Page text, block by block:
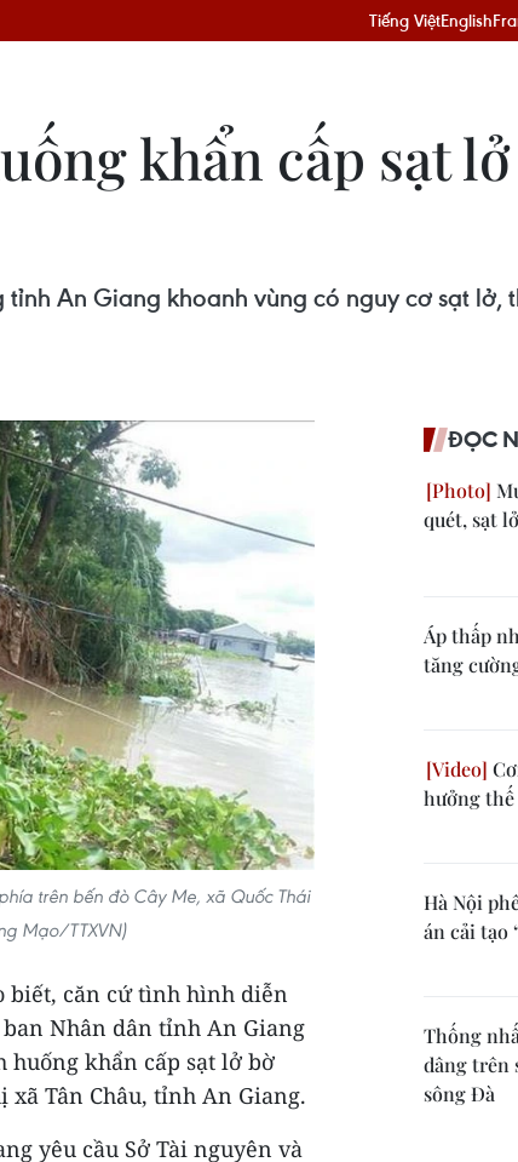
Tiếng ViệtEnglish
khẩn cấp sạt
An Giang khoanh vùng có nguy cơ sạt lở,
trên bến đò Cây Me, xã Quốc Thái
Mạo/TTXVN)
biết, căn cứ tình hình diễn
Nhân dân tỉnh An Giang
huống khẩn cấp sạt lở bờ
xã Tân Châu, tỉnh An Giang.
yêu cầu Sở Tài nguyên và
ĐỌC
quét, sạt
Áp thấp
tăng
hưởng
Hà Nội
án cải tạo
Thống
dâng trên
sông Đà